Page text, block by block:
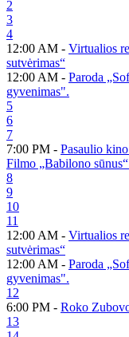
2
3
4
12:00 AM - Virtualios
sutvėrimas“
12:00 AM - Paroda
gyvenimas".
5
6
7
7:00 PM - Pasaulio
Filmo „Babilono
8
9
10
11
12:00 AM - Virtualios
sutvėrimas“
12:00 AM - Paroda
gyvenimas".
12
6:00 PM - Roko
13